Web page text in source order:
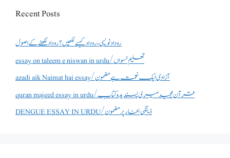
Recent Posts
روداد نویسی ،روداد کیسے لکھیں؟ روداد لکھنے کے اصول
essay on taleem e niswan in urdu/تعلیم نسواں
azadi aik Naimat hai essay/آزادی ایک نعمت ہے مضمون
quran majeed essay in urdu/قرآن مجید میری پسندیدہ کتاب
DENGUE ESSAY IN URDU/ڈینگی بخار پر مضمون